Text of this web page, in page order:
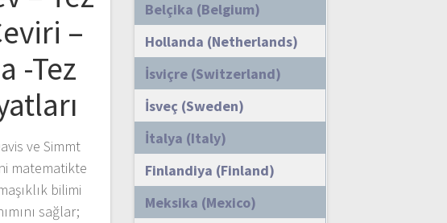
–
-Tez
ve Simmt
matematikte
bilimi
sağlar;
Belçika (Belgium)
Hollanda (Netherlands)
İsviçre (Switzerland)
İsveç (Sweden)
İtalya (Italy)
Finlandiya (Finland)
Meksika (Mexico)